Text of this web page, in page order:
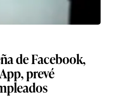
de Facebook,
prevé